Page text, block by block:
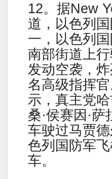
12。据New
道，以色列
一，以色列
南部街道上
发动空袭，
名高级指挥
示，真主党
桑·侯赛因·
车驶过马贾
色列国防军
车。